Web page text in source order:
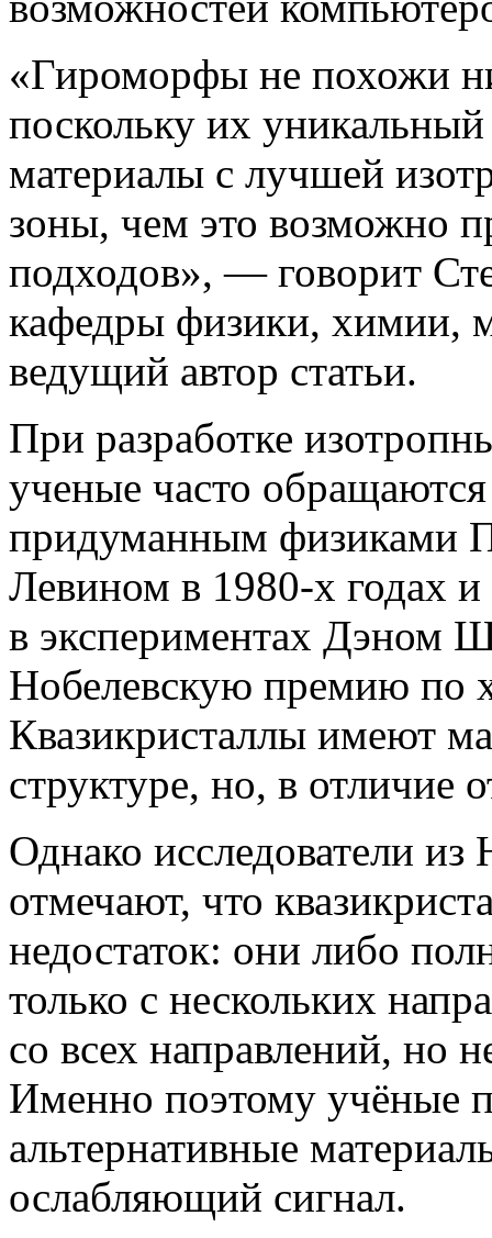
«Гироморфы не похожи
поскольку их уникальный
материалы с лучшей
зоны, чем это возможно
подходов», — говорит
кафедры физики, химии,
ведущий автор статьи.
При разработке
ученые часто
придуманным физиками
Левином в 1980-х годах
в экспериментах Дэном
Нобелевскую премию по
Квазикристаллы имеют
структуре, но, в отличие
Однако исследователи
отмечают, что
недостаток: они либо
только с нескольких
со всех направлений, но
Именно поэтому учёные
альтернативные
ослабляющий сигнал.